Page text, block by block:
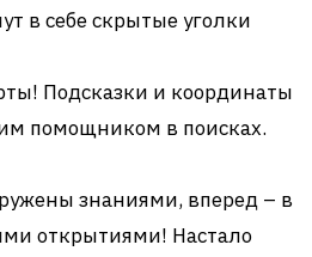
в себе скрытые уголки
Подсказки и координаты
помощником в поисках.
знаниями, вперед – в
открытиями! Настало